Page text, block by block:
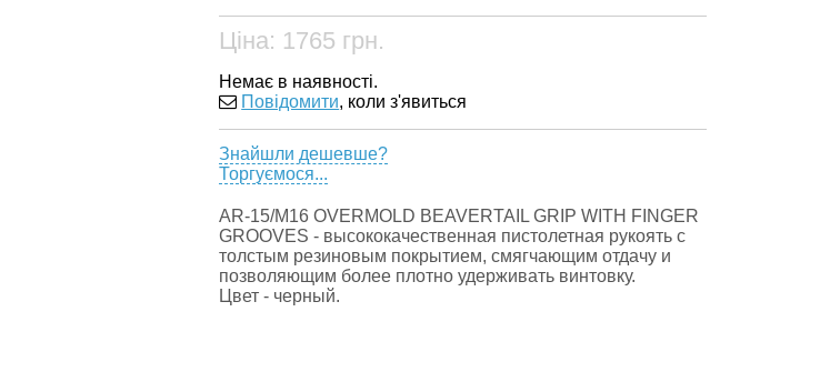
Ціна: 1765 грн.
Немає в наявності.
Повідомити, коли з'явиться
Знайшли дешевше?
Торгуємося...
AR-15/M16 OVERMOLD BEAVERTAIL GRIP WITH FINGER
GROOVES - высококачественная пистолетная рукоять с
толстым резиновым покрытием, смягчающим отдачу и
позволяющим более плотно удерживать винтовку.
Цвет - черный.